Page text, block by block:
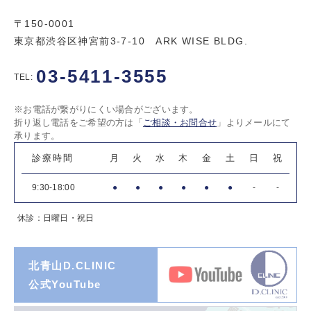
〒150-0001
東京都渋谷区神宮前3-7-10 ARK WISE BLDG.
TEL: 03-5411-3555
※お電話が繋がりにくい場合がございます。
折り返し電話をご希望の方は「 ご相談・お問合せ 」よりメールにて
承ります。
診療時間 月 火 水 木 金 土 日 祝
9:30-18:00 ● ● ● ● ● ● - -
休診：日曜日・祝日
北青山D.CLINIC
公式YouTube